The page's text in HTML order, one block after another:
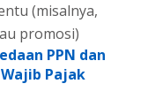
(misalnya,
promosi)
PPN dan
Pajak